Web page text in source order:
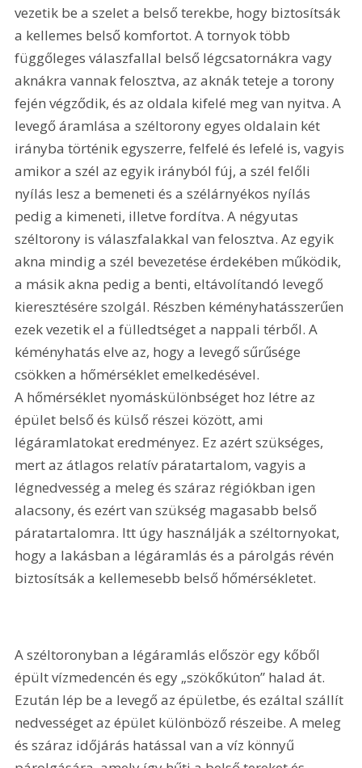
vezetik be a szelet a belső terekbe, hogy biztosítsák
a kellemes belső komfortot. A tornyok több
függőleges válaszfallal belső légcsatornákra vagy
aknákra vannak felosztva, az aknák teteje a torony
fején végződik, és az oldala kifelé meg van nyitva. A
levegő áramlása a széltorony egyes oldalain két
irányba történik egyszerre, felfelé és lefelé is, vagyis
amikor a szél az egyik irányból fúj, a szél felőli
nyílás lesz a bemeneti és a szélárnyékos nyílás
pedig a kimeneti, illetve fordítva. A négyutas
széltorony is válaszfalakkal van felosztva. Az egyik
akna mindig a szél bevezetése érdekében működik,
a másik akna pedig a benti, eltávolítandó levegő
kieresztésére szolgál. Részben kéményhatásszerűen
ezek vezetik el a fülledtséget a nappali térből. A
kéményhatás elve az, hogy a levegő sűrűsége
csökken a hőmérséklet emelkedésével.
A hőmérséklet nyomáskülönbséget hoz létre az
épület belső és külső részei között, ami
légáramlatokat eredményez. Ez azért szükséges,
mert az átlagos relatív páratartalom, vagyis a
légnedvesség a meleg és száraz régiókban igen
alacsony, és ezért van szükség magasabb belső
páratartalomra. Itt úgy használják a széltornyokat,
hogy a lakásban a légáramlás és a párolgás révén
biztosítsák a kellemesebb belső hőmérsékletet.
A széltoronyban a légáramlás először egy kőből
épült vízmedencén és egy „szökőkúton” halad át.
Ezután lép be a levegő az épületbe, és ezáltal szállít
nedvességet az épület különböző részeibe. A meleg
és száraz időjárás hatással van a víz könnyű